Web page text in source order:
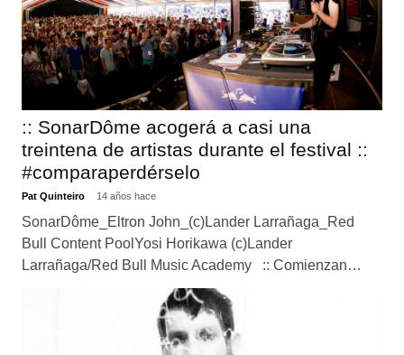
:: SonarDôme acogerá a casi una
treintena de artistas durante el festival ::
#comparaperdérselo
Pat Quinteiro 14 años hace
SonarDôme_Eltron John_(c)Lander Larrañaga_Red
Bull Content PoolYosi Horikawa (c)Lander
Larrañaga/Red Bull Music Academy :: Comienzan…